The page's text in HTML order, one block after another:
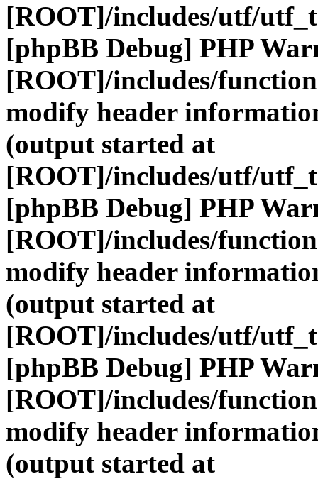
[ROOT]/includes/utf/
[phpBB Debug] PHP
[ROOT]/includes/
modify header
(output started at
[ROOT]/includes/utf/
[phpBB Debug] PHP
[ROOT]/includes/
modify header
(output started at
[ROOT]/includes/utf/
[phpBB Debug] PHP
[ROOT]/includes/
modify header
(output started at